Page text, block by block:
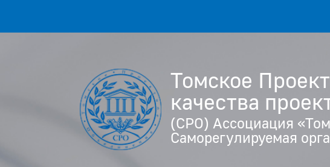
Томское
качества
(СРО) Ассоциация
Саморегулируемая